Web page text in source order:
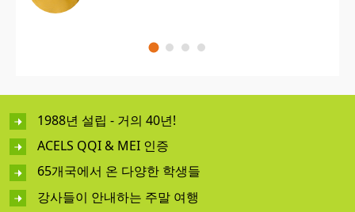
1988년 설립 - 거의 40년!
ACELS QQI & MEI 인증
65개국에서 온 다양한 학생들
강사들이 안내하는 주말 여행